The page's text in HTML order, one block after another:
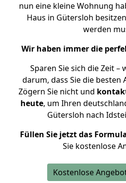
nun eine kleine Wohnung
Haus in Gütersloh
werden
Wir haben immer die
Sparen Sie sich die Zeit
darum, dass Sie die besten
Zögern Sie nicht und
heute, um Ihren
Gütersloh nach
Füllen Sie jetzt das
Sie kostenlose
Kostenlose